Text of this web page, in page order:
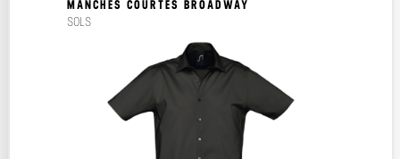
MANCHES COURTES BROADWAY
SOLS